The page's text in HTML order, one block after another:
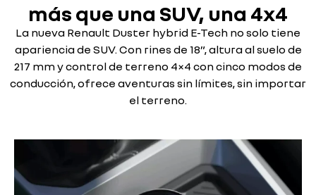
más que una SUV, una 4x4
La nueva Renault Duster hybrid E-Tech no solo tiene
apariencia de SUV. Con rines de 18”, altura al suelo de
217 mm y control de terreno 4×4 con cinco modos de
conducción, ofrece aventuras sin límites, sin importar
el terreno.